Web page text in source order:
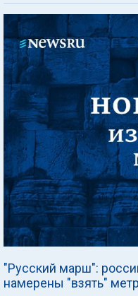
"Русский марш":
намерены "взять"